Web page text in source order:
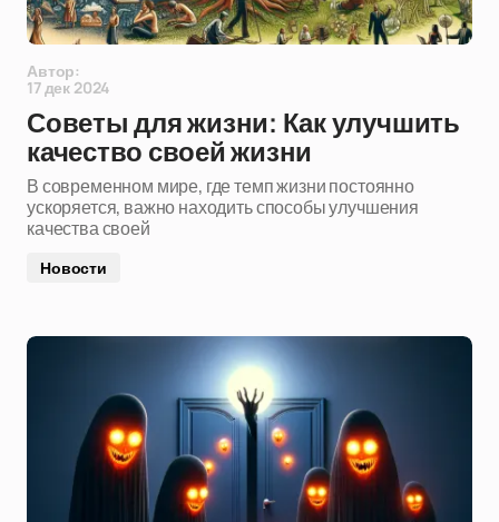
Автор:
17 дек 2024
Советы для жизни: Как улучшить
качество своей жизни
В современном мире, где темп жизни постоянно
ускоряется, важно находить способы улучшения
качества своей
Новости